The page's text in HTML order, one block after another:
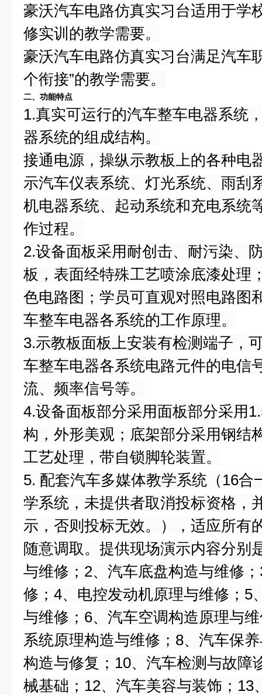
豪沃汽车电路仿真实习台适用于学
修实训的教学需要。
豪沃汽车电路仿真实习台满足汽车
个衔接”的教学需要。
二、功能特点
1.真实可运行的汽车整车电器系统
器系统的组成结构。
接通电源，操纵示教板上的各种电
示汽车仪表系统、灯光系统、雨刮
机电器系统、起动系统和充电系统
作过程。
2.设备面板采用耐创击、耐污染、
板，表面经特殊工艺喷涂底漆处理
色电路图；学员可直观对照电路图
车整车电器各系统的工作原理。
3.示教板面板上安装有检测端子，
车整车电器各系统电路元件的电信
流、频率信号等。
4.设备面板部分采用面板部分采用
构，外形美观；底架部分采用钢结
工艺处理，带自锁脚轮装置。
5. 配套汽车多媒体教学系统（16合
学系统，未提供者取消投标资格，
示，否则投标无效。），适应所有
随意调取。提供现场演示内容分别
与维修；2、汽车底盘构造与维修
修；4、电控发动机原理与维修；5
与维修；6、汽车空调构造原理与
系统原理构造与维修；8、汽车保
构造与修复；10、汽车检测与故障
械基础；12、汽车美容与装饰；13